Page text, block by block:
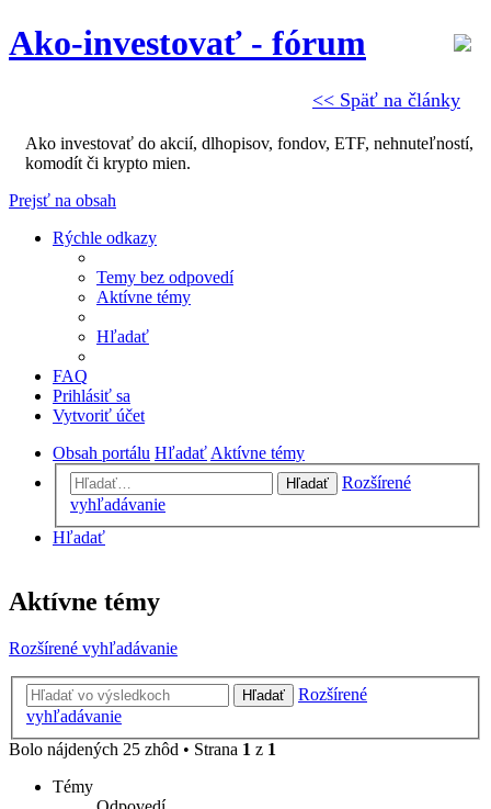
<< Späť na články
Ako-investovať - fórum
Ako investovať do akcií, dlhopisov, fondov, ETF, nehnuteľností,
komodít či krypto mien.
Prejsť na obsah
Rýchle odkazy
Temy bez odpovedí
Aktívne témy
Hľadať
FAQ
Prihlásiť sa
Vytvoriť účet
Obsah portálu HľadaťAktívne témy
Hľadať
Rozšírené
vyhľadávanie
Hľadať
Aktívne témy
Rozšírené vyhľadávanie
Hľadať
Rozšírené
vyhľadávanie
Bolo nájdených 25 zhôd • Strana 1 z 1
Témy